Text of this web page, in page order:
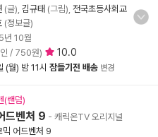
(글), 김규태 (그림), 전국초등사회교
(정보글)
10월
/ 750원) 10.0
(월) 밤 11시 잠들기전 배송 변경
(랜덤)
드벤처 9 - 캐릭온TV 오리지널
믹 어드벤처 9